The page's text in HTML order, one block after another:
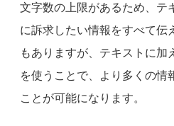
文字数の上限があるため、テ
に訴求したい情報をすべて伝
もありますが、テキストに加
を使うことで、より多くの情
ことが可能になります。